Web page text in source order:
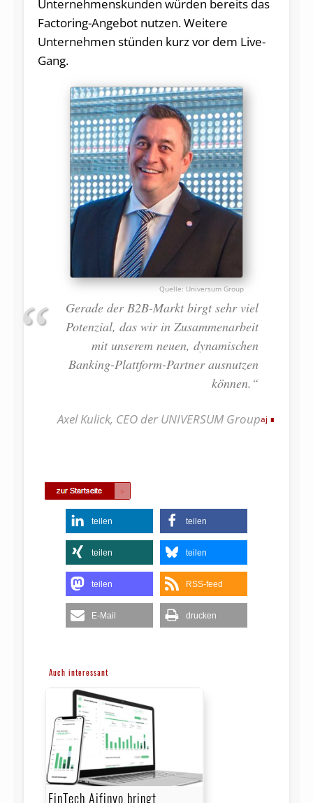
Unternehmenskunden würden bereits das
Factoring-Angebot nutzen. Weitere
Unternehmen stünden kurz vor dem Live-
Gang.
Universum Group
Gerade der B2B-Markt birgt sehr viel
Potenzial, das wir in Zusammenarbeit
mit unserem neuen, dynamischen
Banking-Plattform-Partner ausnutzen
können.“
Axel Kulick, CEO der UNIVERSUM Groupaj
teilen teilen
teilen teilen
teilen RSS-feed
E-Mail drucken
Auch interessant
FinTech Aifinyo bringt